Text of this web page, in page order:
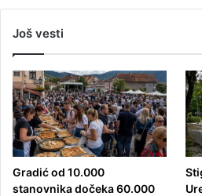
Još vesti
Gradić od 10.000
stanovnika dočeka 60.000